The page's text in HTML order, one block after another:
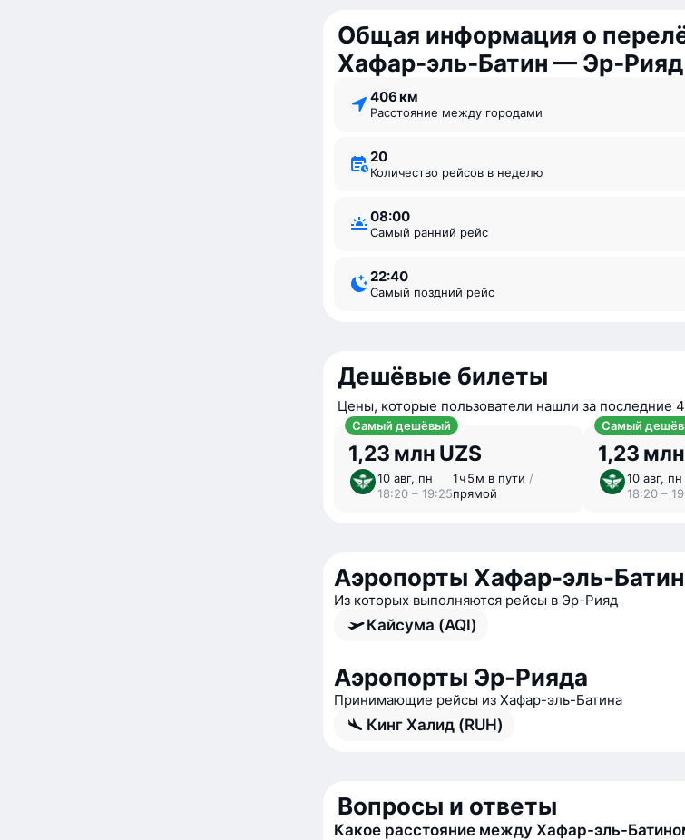
Общая информация о
Хафар‑эль‑Батин — Эр‑Рияд
406 км
Расстояние между городами
20
Количество рейсов в неделю
08:00
Самый ранний рейс
22:40
Самый поздний рейс
Дешёвые билеты
Цены, которые пользователи нашли за последние
Самый дешёвый
1,23 млн UZS
10 авг, пн
18:20 – 19:25
1 ⁠ч 5 ⁠м в пути /
прямой
Самый
1,23
10 авг, пн
18:20 –
Аэропорты Хафар-эль-
Из которых выполняются рейсы в Эр-Рияд
Кайсума (AQI)
Аэропорты Эр-Рияда
Принимающие рейсы из Хафар-эль-Батина
Кинг Халид (RUH)
Вопросы и ответы
Какое расстояние между Хафар-эль-